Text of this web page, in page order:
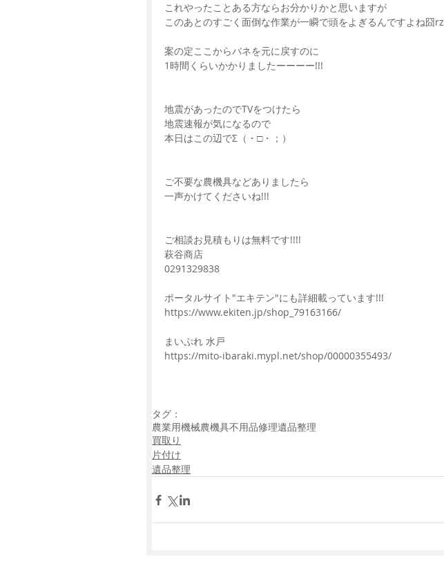
これやったことある方ならお分かりかと思いますが
このあとのすごく面倒な作業が一瞬で頭をよぎるんですよね囧rz
案の定ここからバネを元に戻すのに
1時間くらいかかりましたーーーー!!!
地震があったのでTVをつけたら
地震速報が気になるので
本日はこの辺でΣ（・□・；）
ご不要な農機具などありましたら
一声かけてくださいね!!!
ご相談お見積もりは無料です!!!!
萩谷商店
0291329838
ポータルサイト"エキテン"にも詳細載っています!!!
https://www.ekiten.jp/shop_79163166/
まいぷれ 水戸
https://mito-ibaraki.mypl.net/shop/00000355493/
タグ：
農業用機械農機具不用品修理遺品整理
買取り
片付け
遺品整理